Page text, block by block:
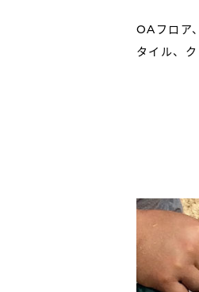
OAフロア
タイル、